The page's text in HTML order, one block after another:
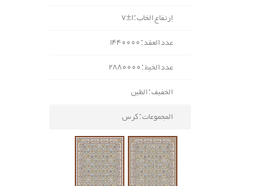
إرتفاع الخاب : 1±7
عدد العقد : 1440000
عدد الخيط : 2880000
الخفيف : الطين
المجموعات : كرس